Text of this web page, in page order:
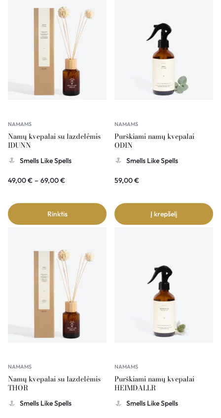
NAMAMS
Namų kvepalai su lazdelėmis
IDUNN
Smells Like Spells
49,00€ – 69,00€
Rinktis
NAMAMS
Purškiami namų kvepalai
ODIN
Smells Like Spells
59,00€
Į krepšelį
NAMAMS
Namų kvepalai su lazdelėmis
THOR
Smells Like Spells
NAMAMS
Purškiami namų kvepalai
HEIMDALLR
Smells Like Spells